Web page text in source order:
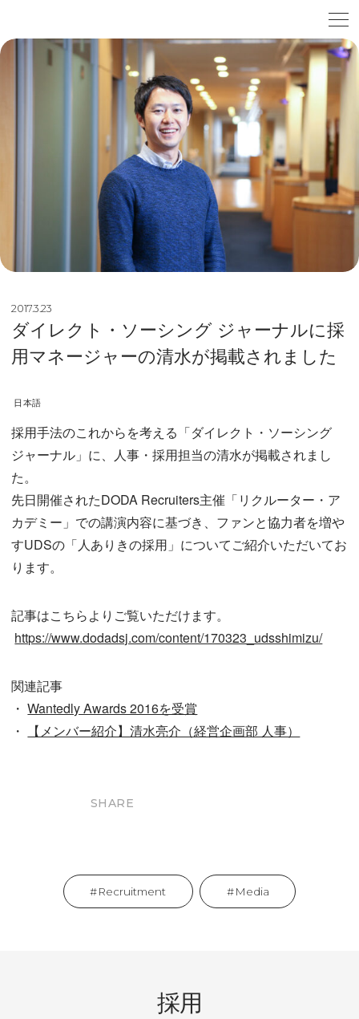
2017.3.23
ダイレクト・ソーシング ジャーナルに採
用マネージャーの清水が掲載されました
日本語
採用手法のこれからを考える「ダイレクト・ソーシング
ジャーナル」に、人事・採用担当の清水が掲載されまし
た。
先日開催されたDODA Recruiters主催「リクルーター・ア
カデミー」での講演内容に基づき、ファンと協力者を増や
すUDSの「人ありきの採用」についてご紹介いただいてお
ります。
記事はこちらよりご覧いただけます。
https://www.dodadsj.com/content/170323_udsshimizu/
関連記事
・ Wantedly Awards 2016を受賞
・
【メンバー紹介】清水亮介（経営企画部 人事）
SHARE
Recruitment Media
採用